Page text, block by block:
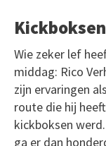
Kickboksen
Wie zeker lef
middag: Rico
zijn ervaringen
route die hij
kickboksen
ga er dan